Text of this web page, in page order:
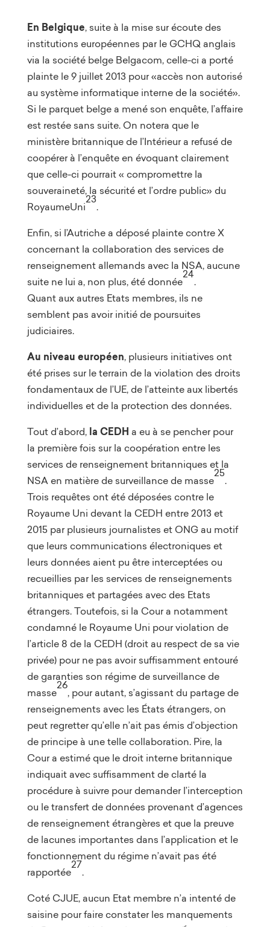
En Belgique, suite à la mise sur écoute des
institutions européennes par le GCHQ anglais
via la société belge Belgacom, celle-ci a porté
plainte le 9 juillet 2013 pour «accès non autorisé
au système informatique interne de la société».
Si le parquet belge a mené son enquête, l’affaire
est restée sans suite. On notera que le
ministère britannique de l’Intérieur a refusé de
coopérer à l’enquête en évoquant clairement
que celle-ci pourrait « compromettre la
souveraineté, la sécurité et l’ordre public» du
RoyaumeUni
23
.
Enfin, si l’Autriche a déposé plainte contre X
concernant la collaboration des services de
renseignement allemands avec la NSA, aucune
suite ne lui a, non plus, été donnée
24
.
Quant aux autres Etats membres, ils ne
semblent pas avoir initié de poursuites
judiciaires.
Au niveau européen, plusieurs initiatives ont
été prises sur le terrain de la violation des droits
fondamentaux de l’UE, de l’atteinte aux libertés
individuelles et de la protection des données.
Tout d’abord, la CEDH a eu à se pencher pour
la première fois sur la coopération entre les
services de renseignement britanniques et la
NSA en matière de surveillance de masse
25
.
Trois requêtes ont été déposées contre le
Royaume Uni devant la CEDH entre 2013 et
2015 par plusieurs journalistes et ONG au motif
que leurs communications électroniques et
leurs données aient pu être interceptées ou
recueillies par les services de renseignements
britanniques et partagées avec des Etats
étrangers. Toutefois, si la Cour a notamment
condamné le Royaume Uni pour violation de
l’article 8 de la CEDH (droit au respect de sa vie
privée) pour ne pas avoir suffisamment entouré
de garanties son régime de surveillance de
masse
26
, pour autant, s’agissant du partage de
renseignements avec les États étrangers, on
peut regretter qu’elle n’ait pas émis d’objection
de principe à une telle collaboration. Pire, la
Cour a estimé que le droit interne britannique
indiquait avec suffisamment de clarté la
procédure à suivre pour demander l’interception
ou le transfert de données provenant d’agences
de renseignement étrangères et que la preuve
de lacunes importantes dans l’application et le
fonctionnement du régime n’avait pas été
rapportée
27
.
Coté CJUE, aucun Etat membre n’a intenté de
saisine pour faire constater les manquements